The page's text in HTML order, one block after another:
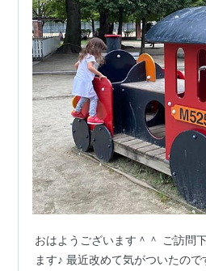
おはようございます＾＾ ご訪問
ます♪ 最近改めて気がついたの